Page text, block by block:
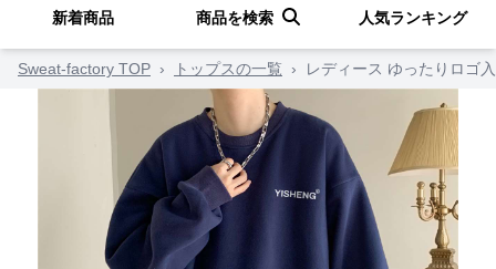
新着商品 商品を検索 人気ランキング
Sweat-factory TOP › トップスの一覧 › レディース ゆったりロゴ